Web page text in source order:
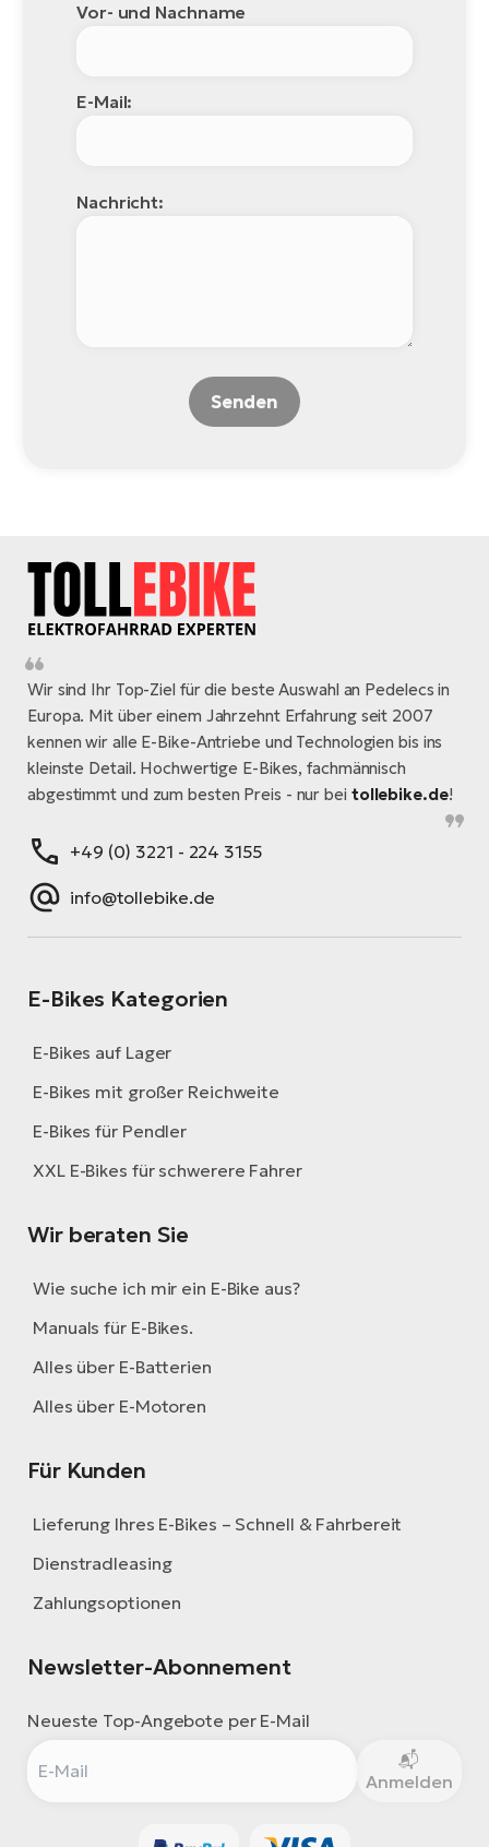
Vor- und Nachname
E-Mail:
Nachricht:
Senden
Wir sind Ihr Top-Ziel für die beste Auswahl an Pedelecs in
Europa. Mit über einem Jahrzehnt Erfahrung seit 2007
kennen wir alle E-Bike-Antriebe und Technologien bis ins
kleinste Detail. Hochwertige E-Bikes, fachmännisch
abgestimmt und zum besten Preis - nur bei tollebike.de!
+49 (0) 3221 - 224 3155
info@tollebike.de
E-Bikes Kategorien
E-Bikes auf Lager
E-Bikes mit großer Reichweite
E-Bikes für Pendler
XXL E-Bikes für schwerere Fahrer
Wir beraten Sie
Wie suche ich mir ein E-Bike aus?
Manuals für E-Bikes.
Alles über E-Batterien
Alles über E-Motoren
Für Kunden
Lieferung Ihres E-Bikes – Schnell & Fahrbereit
Dienstradleasing
Zahlungsoptionen
Newsletter-Abonnement
Neueste Top-Angebote per E-Mail
Anmelden